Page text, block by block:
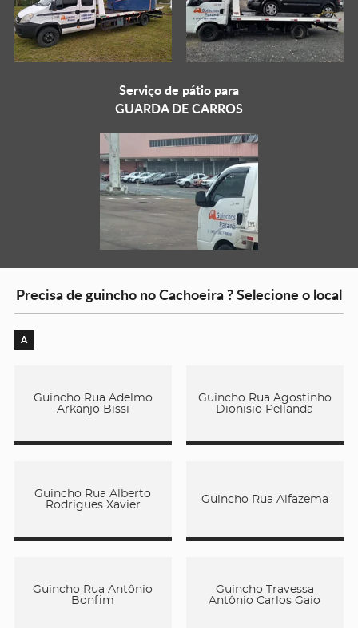
Serviço de pátio para
GUARDA DE CARROS
Precisa de guincho no Cachoeira ? Selecione o local
A
Guincho Rua Adelmo
Arkanjo Bissi
Guincho Rua Agostinho
Dionisio Pellanda
Guincho Rua Alberto
Rodrigues Xavier
Guincho Rua Alfazema
Guincho Rua Antônio
Bonfim
Guincho Travessa
Antônio Carlos Gaio